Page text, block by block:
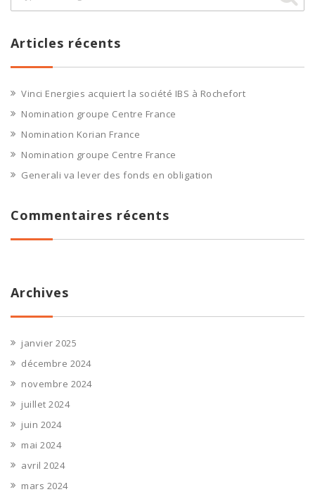
Articles récents
Vinci Energies acquiert la société IBS à Rochefort
Nomination groupe Centre France
Nomination Korian France
Nomination groupe Centre France
Generali va lever des fonds en obligation
Commentaires récents
Archives
janvier 2025
décembre 2024
novembre 2024
juillet 2024
juin 2024
mai 2024
avril 2024
mars 2024